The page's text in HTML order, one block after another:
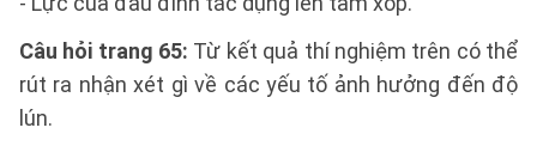
Câu hỏi trang 65: Từ kết quả thí nghiệm trên có thể
rút ra nhận xét gì về các yếu tố ảnh hưởng đến độ
lún.